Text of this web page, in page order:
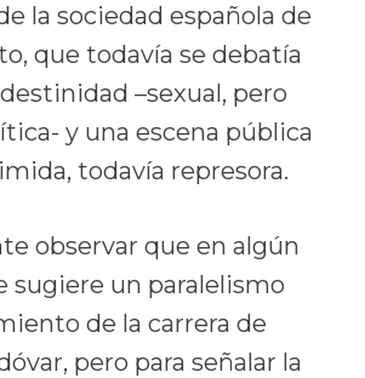
la sociedad española de
que todavía se debatía
–sexual, pero
y una escena pública
todavía represora.
observar que en algún
sugiere un paralelismo
de la carrera de
pero para señalar la